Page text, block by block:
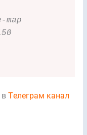
в Tелеграм канал